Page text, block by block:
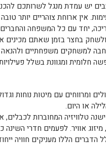
יש עמדת מנגל לשרותכם
אין ארוחת צוהריים יותר
יחד עם כל המשפחה
ולשחק בחצר בזמן שאתם מכינים
למשחקים משפחתיים ולהנאה
חלומית ומגוונת בשלל
ומרווחים עם מיטות נוחות
או היום.
טלוויזיה המחוברות לכבלים,
אוויר. לפעמים חדרי השינה
הדברים הללו מעניקים חוויה